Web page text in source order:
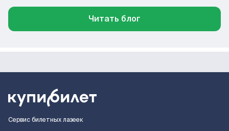
Читать блог
Сервис билетных лазеек